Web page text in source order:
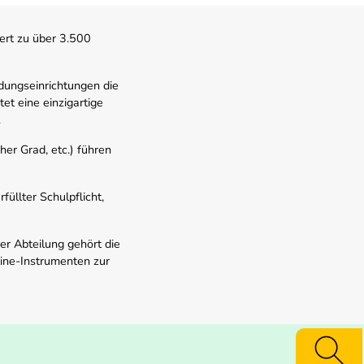
zu über 3.500
die
eine einzigartige
Grad, etc.) führen
Schulpflicht,
Abteilung gehört die
Instrumenten zur